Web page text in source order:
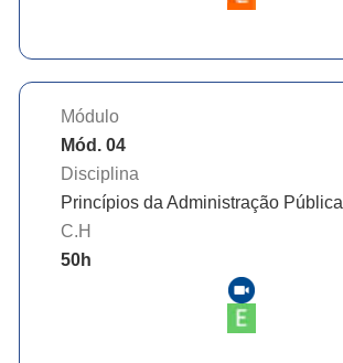
Módulo
Mód. 04
Disciplina
Princípios da Administração Pública
C.H
50h